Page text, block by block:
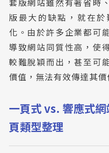
套版網站雖然有著省時
版最大的缺點，就在
化。由於許多企業都可
導致網站同質性高，使
較難脫穎而出，甚至可
價值，無法有效傳達其價
一頁式 vs. 響應式
頁類型整理